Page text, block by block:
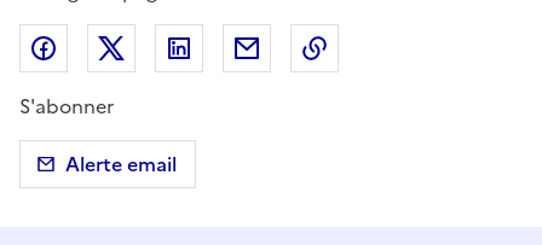
Partager sur Facebook
Partager sur X (anciennement Twitter)
Partager sur LinkedIn
Partager par email
S'abonner
Alerte email